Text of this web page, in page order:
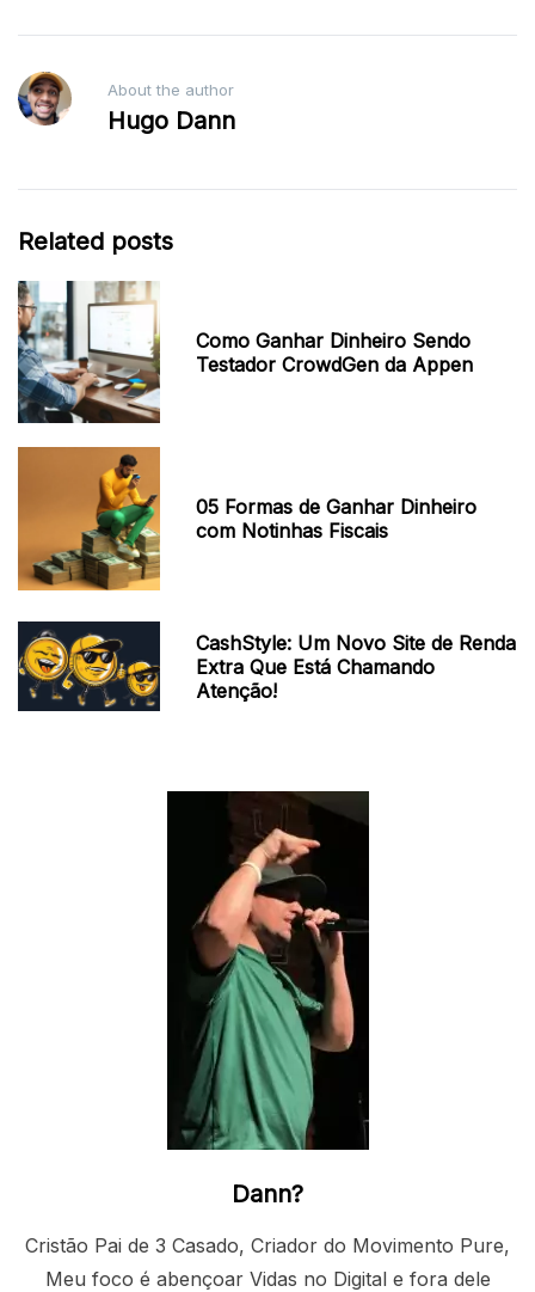
About the author
Hugo Dann
Related posts
Como Ganhar Dinheiro Sendo
Testador CrowdGen da Appen
05 Formas de Ganhar Dinheiro
com Notinhas Fiscais
CashStyle: Um Novo Site de Renda
Extra Que Está Chamando
Atenção!
Dann?
Cristão Pai de 3 Casado, Criador do Movimento Pure,
Meu foco é abençoar Vidas no Digital e fora dele